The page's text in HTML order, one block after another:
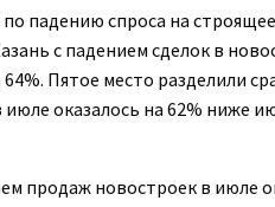
падению спроса на
с падением сделок в
Пятое место разделили
оказалось на 62% ниже
продаж новостроек в июле